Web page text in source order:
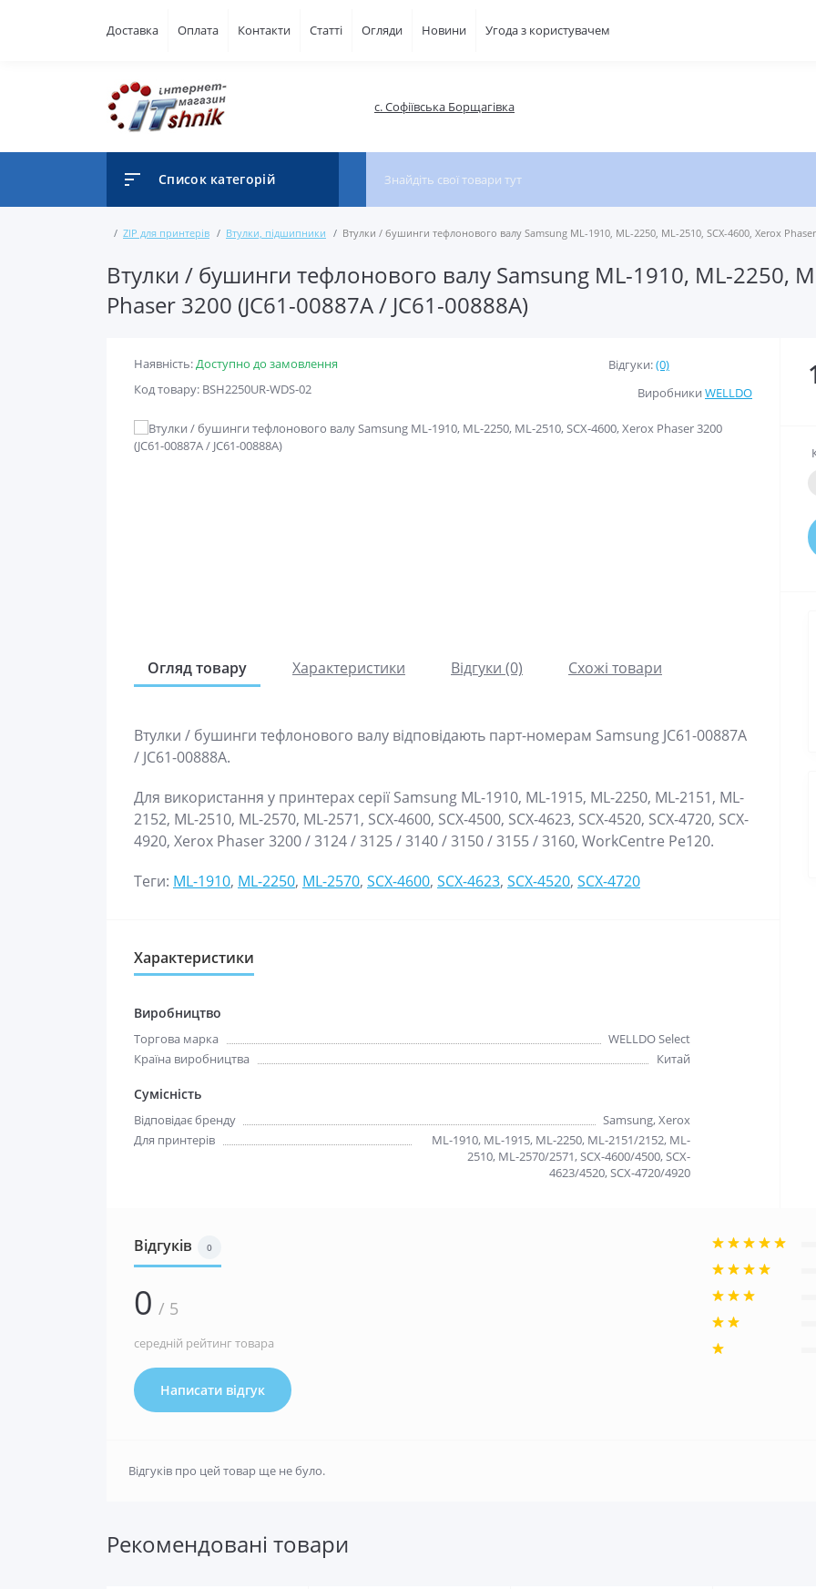
Доставка Оплата Контакти Статті Огляди Новини Угода з користувачем
с. Софіївська Борщагівка
Список категорій
ZIP для принтерів Втулки, підшипники Втулки / бушинги тефлонового валу Samsung ML-1910, ML-2250, ML-2510, SCX-4600, Xerox Phaser
Втулки / бушинги тефлонового валу Samsung ML-1910, ML-2250,
Phaser 3200 (JC61-00887A / JC61-00888A)
Наявність:Доступно до замовлення
Код товару: BSH2250UR-WDS-02
Відгуки:(0)
Виробники WELLDO
Огляд товару Характеристики Відгуки (0) Схожі товари
Втулки / бушинги тефлонового валу відповідають парт-номерам Samsung JC61-00887A
/ JC61-00888A.
Для використання у принтерах серії Samsung ML-1910, ML-1915, ML-2250, ML-2151, ML-
2152, ML-2510, ML-2570, ML-2571, SCX-4600, SCX-4500, SCX-4623, SCX-4520, SCX-4720, SCX-
4920, Xerox Phaser 3200 / 3124 / 3125 / 3140 / 3150 / 3155 / 3160, WorkCentre Pe120.
Теги: ML-1910, ML-2250, ML-2570, SCX-4600, SCX-4623, SCX-4520, SCX-4720
Характеристики
Виробництво
Торгова марка
WELLDO Select
Країна виробництва
Китай
Сумісність
Відповідає бренду
Samsung, Xerox
Для принтерів
ML-1910, ML-1915, ML-2250, ML-2151/2152, ML-
2510, ML-2570/2571, SCX-4600/4500, SCX-
4623/4520, SCX-4720/4920
Відгуків 0
0 / 5
середній рейтинг товара
Написати відгук
Відгуків про цей товар ще не було.
Рекомендовані товари